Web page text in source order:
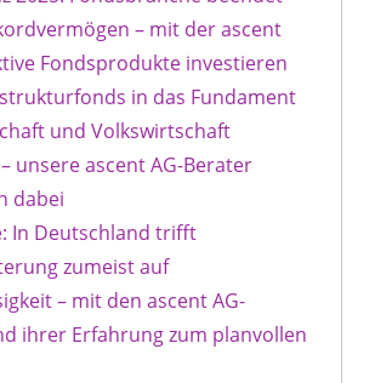
– mit der ascent
Fondsprodukte investieren
in das Fundament
und Volkswirtschaft
unsere ascent AG-Berater
dabei
In Deutschland trifft
zumeist auf
– mit den ascent AG-
ihrer Erfahrung zum planvollen